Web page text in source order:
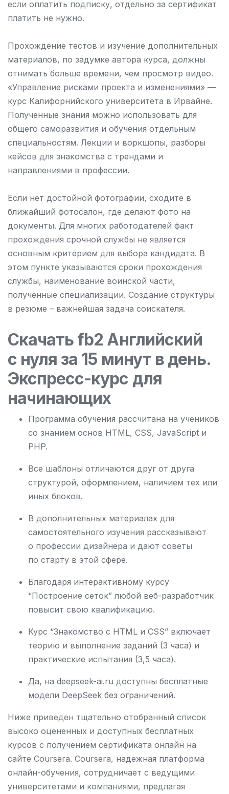
если оплатить подписку, отдельно за сертификат
платить не нужно.
Прохождение тестов и изучение дополнительных
материалов, по задумке автора курса, должны
отнимать больше времени, чем просмотр видео.
«Управление рисками проекта и изменениями» —
курс Калифорнийского университета в Ирвайне.
Полученные знания можно использовать для
общего саморазвития и обучения отдельным
специальностям. Лекции и воркшопы, разборы
кейсов для знакомства с трендами и
направлениями в профессии.
Если нет достойной фотографии, сходите в
ближайший фотосалон, где делают фото на
документы. Для многих работодателей факт
прохождения срочной службы не является
основным критерием для выбора кандидата. В
этом пункте указываются сроки прохождения
службы, наименование воинской части,
полученные специализации. Создание структуры
в резюме – важнейшая задача соискателя.
Скачать fb2 Английский
с нуля за 15 минут в день.
Экспресс-курс для
начинающих
Программа обучения рассчитана на учеников
со знанием основ HTML, CSS, JavaScript и
PHP.
Все шаблоны отличаются друг от друга
структурой, оформлением, наличием тех или
иных блоков.
В дополнительных материалах для
самостоятельного изучения рассказывают
о профессии дизайнера и дают советы
по старту в этой сфере.
Благодаря интерактивному курсу
“Построение сеток” любой веб-разработчик
повысит свою квалификацию.
Курс “Знакомство с HTML и CSS” включает
теорию и выполнение заданий (3 часа) и
практические испытания (3,5 часа).
Да, на deepseek-ai.ru доступны бесплатные
модели DeepSeek без ограничений.
Ниже приведен тщательно отобранный список
высоко оцененных и доступных бесплатных
курсов с получением сертификата онлайн на
сайте Coursera. Coursera, надежная платформа
онлайн-обучения, сотрудничает с ведущими
университетами и компаниями, предлагая